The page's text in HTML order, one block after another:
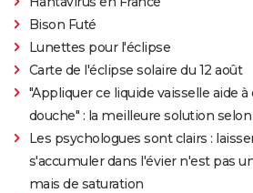
Bison Futé
Lunettes pour l'éclipse
Carte de l'éclipse solaire du 12 août
"Appliquer ce liquide vaisselle aide
douche" : la meilleure solution
Les psychologues sont clairs :
s'accumuler dans l'évier n'est pas
mais de saturation